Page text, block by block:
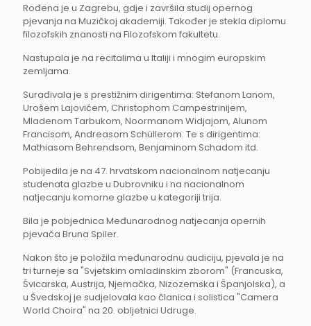
Rođena je u Zagrebu, gdje i završila studij opernog
pjevanja na Muzičkoj akademiji. Također je stekla diplomu
filozofskih znanosti na Filozofskom fakultetu.
Nastupala je na recitalima u Italiji i mnogim europskim
zemljama.
Surađivala je s prestižnim dirigentima: Stefanom Lanom,
Urošem Lajovićem, Christophom Campestrinijem,
Mladenom Tarbukom, Noormanom Widjajom, Alunom
Francisom, Andreasom Schüllerom. Te s dirigentima:
Mathiasom Behrendsom, Benjaminom Schadom itd.
Pobijedila je na 47. hrvatskom nacionalnom natjecanju
studenata glazbe u Dubrovniku i na nacionalnom
natjecanju komorne glazbe u kategoriji trija.
Bila je pobjednica Međunarodnog natjecanja opernih
pjevača Bruna Spiler.
Nakon što je položila međunarodnu audiciju, pjevala je na
tri turneje sa "Svjetskim omladinskim zborom" (Francuska,
Švicarska, Austrija, Njemačka, Nizozemska i Španjolska), a
u Švedskoj je sudjelovala kao članica i solistica "Camera
World Choira" na 20. obljetnici Udruge.